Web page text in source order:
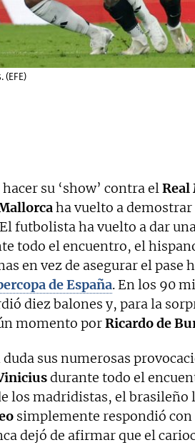
(EFE)
su ‘show’ contra elReal
ha vuelto a
futbolista ha vuelto a dar
todo el encuentro, el
en vez de asegurar el pase
de España. En los 90
diez balones y, para la
momento porRicardo de
sus numerosas
durante todo el
los madridistas, el brasileño
simplemente respondió
dejó de afirmar que el